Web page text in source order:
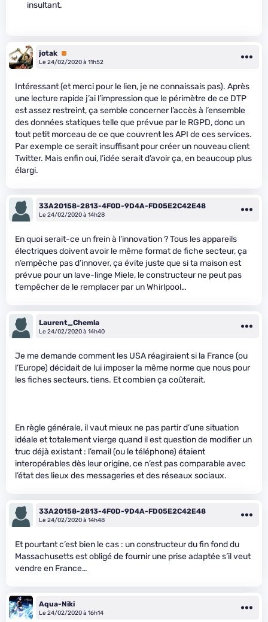
insultant.
jotak Premium
Le 24/02/2020 à 11h52
Intéressant (et merci pour le lien, je ne connaissais pas). Après
une lecture rapide j’ai l’impression que le périmètre de ce DTP
est assez restreint, ça semble concerner l’accès à l’ensemble
des données statiques telle que prévue par le RGPD, donc un
tout petit morceau de ce que couvrent les API de ces services.
Par exemple ce serait insuffisant pour créer un nouveau client
Twitter. Mais enfin oui, l’idée serait d’avoir ça, en beaucoup plus
élargi.
33A20158-2813-4F0D-9D4A-FD05E2C42E48
Le 24/02/2020 à 14h28
En quoi serait-ce un frein à l’innovation ? Tous les appareils
électriques doivent avoir le même format de fiche secteur, ça
n’empêche pas d’innover, ça évite juste que si ta maison est
prévue pour un lave-linge Miele, le constructeur ne peut pas
t’empêcher de le remplacer par un Whirlpool…
Laurent_Chemla
Le 24/02/2020 à 14h40
Je me demande comment les USA réagiraient si la France (ou
l’Europe) décidait de lui imposer la même norme que nous pour
les fiches secteurs, tiens. Et combien ça coûterait.
En règle générale, il vaut mieux ne pas partir d’une situation
idéale et totalement vierge quand il est question de modifier un
truc déjà existant : l’email (ou le téléphone) étaient
interopérables dès leur origine, ce n’est pas comparable avec
l’état des lieux des messageries et des réseaux sociaux.
33A20158-2813-4F0D-9D4A-FD05E2C42E48
Le 24/02/2020 à 14h48
Et pourtant c’est bien le cas : un constructeur du fin fond du
Massachusetts est obligé de fournir une prise adaptée s’il veut
vendre en France…
Aqua-Niki
Le 24/02/2020 à 16h14